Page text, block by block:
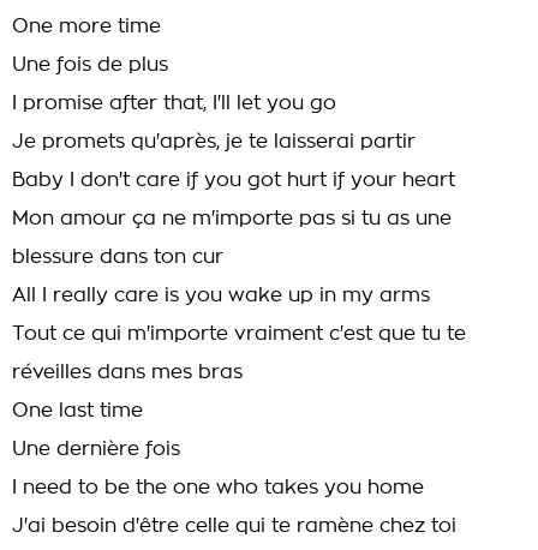
One more time
Une fois de plus
I promise after that, I'll let you go
Je promets qu'après, je te laisserai partir
Baby I don't care if you got hurt if your heart
Mon amour ça ne m'importe pas si tu as une
blessure dans ton cur
All I really care is you wake up in my arms
Tout ce qui m'importe vraiment c'est que tu te
réveilles dans mes bras
One last time
Une dernière fois
I need to be the one who takes you home
J'ai besoin d'être celle qui te ramène chez toi